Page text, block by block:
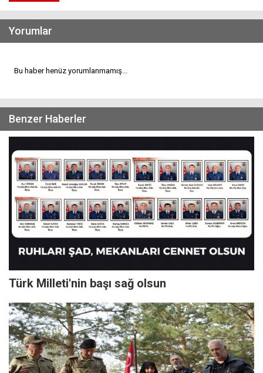
Yorumlar
Bu haber henüz yorumlanmamış...
Benzer Haberler
Türk Milleti'nin başı sağ olsun